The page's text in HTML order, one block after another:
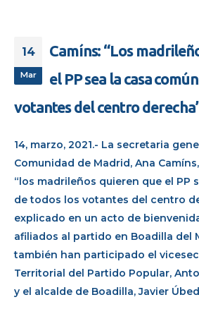
14
Mar
Camíns: “Los
el PP sea la casa
votantes del centro
14, marzo, 2021.- La secretaria
Comunidad de Madrid, Ana
“los madrileños quieren que el PP
de todos los votantes del centro
explicado en un acto de
afiliados al partido en Boadilla del
también han participado el
Territorial del Partido Popular,
y el alcalde de Boadilla, Javier